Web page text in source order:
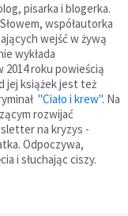
pisarka i blogerka.
współautorka
wejść w żywą
wykłada
roku powieścią
jej książek jest też
"Ciało i krew". Na
rozwijać
na kryzys -
Odpoczywa,
i słuchając ciszy.